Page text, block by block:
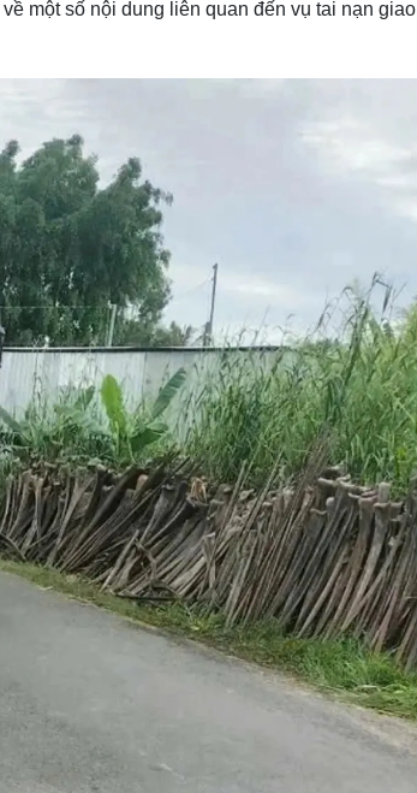
một số nội dung liên quan đến vụ tai nạn giao